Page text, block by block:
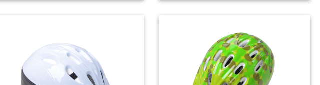
glänzend• Kopfumfang 55 - 59 cm -
Material: PVC/EPS• Farbe: blau